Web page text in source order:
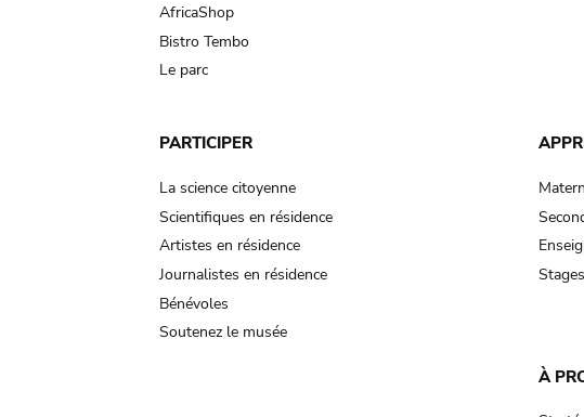
AfricaShop
Bistro Tembo
Le parc
PARTICIPER
La science citoyenne
Scientifiques en résidence
Artistes en résidence
Journalistes en résidence
Bénévoles
Soutenez le musée
À